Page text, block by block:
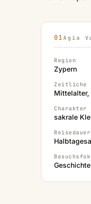
Agia
Region
Zypern
Zeitliche
Mittelalter,
Charakter
sakrale
Reisedauer